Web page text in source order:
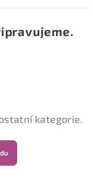
kategorie.